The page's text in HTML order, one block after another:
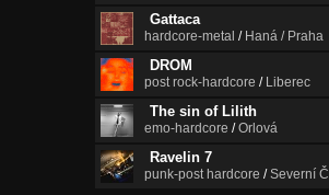
Gattaca
hardcore-metal / Haná / Praha
DROM
post rock-hardcore / Liberec
The sin of Lilith
emo-hardcore /Orlová
Ravelin 7
punk-post hardcore /Severní